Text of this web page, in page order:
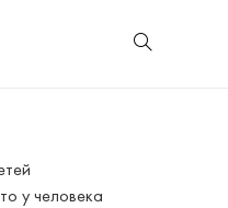
у человека